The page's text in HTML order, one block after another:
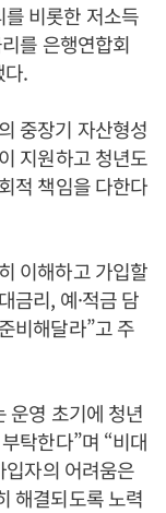
비롯한 저소득
를 은행연합회
.
중장기 자산형성
지원하고 청년도
적 책임을 다한다
이해하고 가입할
금리, 예·적금 담
비해달라”고 주
운영 초기에 청년
탁한다”며 “비대
자의 어려움은
해결되도록 노력